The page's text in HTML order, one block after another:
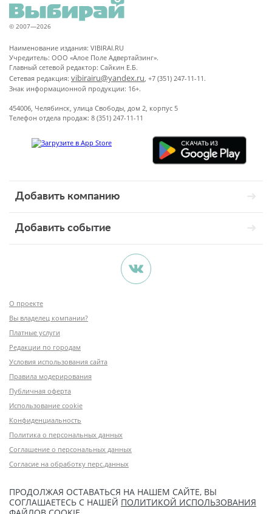
© 2007—2026
Наименование издания: VIBIRAI.RU
Учредитель: ООО «Алое Поле Адвертайзинг».
Главный сетевой редактор: Сайкин Е.Б.
Сетевая редакция: vibirairu@yandex.ru, +7 (351) 247-11-11.
Знак информационной продукции: 16+.
454006, Челябинск, улица Свободы, дом 2, корпус 5
Телефон отдела продаж: 8 (351) 247-11-11
Добавить компанию
Добавить событие
О проекте
Вы владелец компании?
Платные услуги
Редакции по городам
Условия использования сайта
Правила модерирования
Публичная оферта
Использование cookie
Конфиденциальность
Политика о персональных данных
Соглашение о персональных данных
Согласие на обработку перс.данных
ПРОДОЛЖАЯ ОСТАВАТЬСЯ НА НАШЕМ САЙТЕ, ВЫ
СОГЛАШАЕТЕСЬ С НАШЕЙ ПОЛИТИКОЙ ИСПОЛЬЗОВАНИЯ